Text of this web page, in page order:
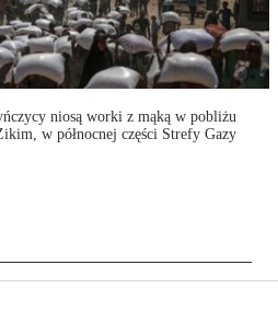
niosą worki z mąką w pobliżu
w północnej części Strefy Gazy